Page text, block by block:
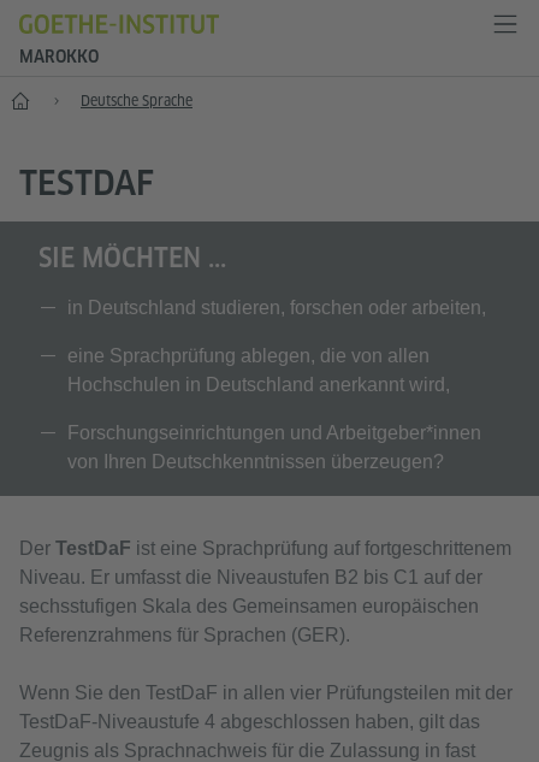
MAROKKO
Start Deutsche Sprache
TESTDAF
SIE MÖCHTEN ...
in Deutschland studieren, forschen oder arbeiten,
eine Sprachprüfung ablegen, die von allen
Hochschulen in Deutschland anerkannt wird,
Forschungseinrichtungen und Arbeitgeber*innen
von Ihren Deutschkenntnissen überzeugen?
Der TestDaF ist eine Sprachprüfung auf fortgeschrittenem
Niveau. Er umfasst die Niveaustufen B2 bis C1 auf der
sechsstufigen Skala des Gemeinsamen europäischen
Referenzrahmens für Sprachen (GER).
Wenn Sie den TestDaF in allen vier Prüfungsteilen mit der
TestDaF-Niveaustufe 4 abgeschlossen haben, gilt das
Zeugnis als Sprachnachweis für die Zulassung in fast